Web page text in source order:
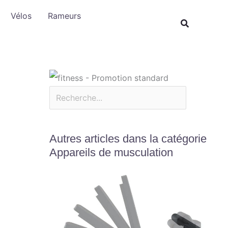
Vélos Rameurs
Autres articles dans la catégorie
Appareils de musculation